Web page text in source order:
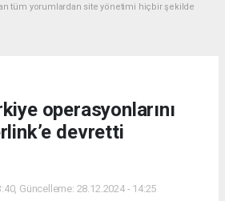
tüm yorumlardan site yönetimi hiçbir şekilde
operasyonlarını
devretti
Güncelleme: 28.12.2024 - 14:25